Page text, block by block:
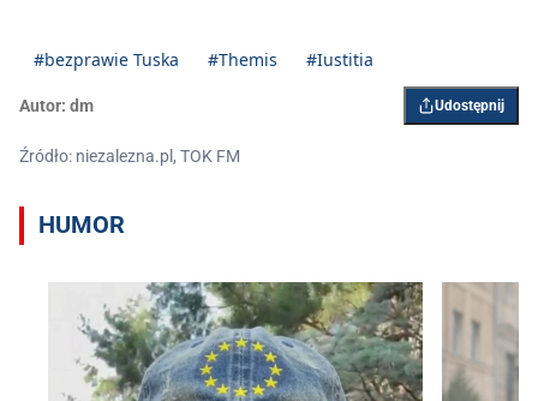
#bezprawie Tuska #Themis #Iustitia
Autor: dm Udostępnij
Źródło: niezalezna.pl, TOK FM
HUMOR